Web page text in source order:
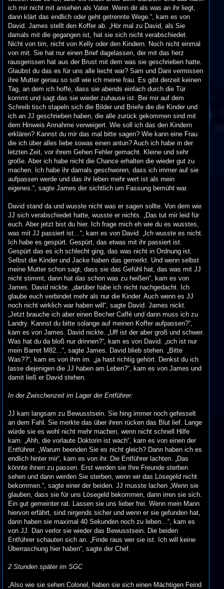
ich mir nicht mit ansehen als Vater. Wenn dir als was an ihr liegt,
dann klärt das endlich oder geht getrennte Wege.“, kam es von
David. James stellt den Koffer ab. „Hör mal zu David, als Sie
damals mit die gegangen ist, hat sie sich nicht verabschiedet.
Nicht von tim, nicht von Kelly oder den Kindern. Noch nicht einmal
von mit. Sie hat nur einen Brief dagelassen, der mit das herz
rausgerissen hat aus der Brust mit dem was sie geschrieben hatte.
Glaubst du das es für uns alle leicht war? Sam und Dani vermissen
ihre Mutter genau so soll wie ich meine frau. Es gibt derzeit keinen
Tag, an dem ich hoffe, dass sie abends einfach durch die Tür
kommt und sagt das sie wieder zuhause ist. Bei mir auf dem
Schreib tisch stapeln sich die Bilder und Briefe die die Kinder und
ich an JJ geschrieben haben, die alle zurück gekommen sind mit
dem Hinweis Annahme verweigert. Wie soll ich das den Kindern
erklären? Kannst du mir das mal bitte sagen? Wie kann eine Frau
die ich über alles liebe sowas einen antun? Auch ich habe in der
letzten Zeit, vor ihrem Gehen Fehler gemacht. Kleine und sehr
große. Aber ich habe nicht die Chance erhalten die wieder gut zu
machen. Ich habe ihr damals geschworen, dass ich immer auf sie
aufpassen werde und das ihr leben mehr wert ist als mein
eigenes.“, sagte James der sichtlich um Fassung bemüht war.
David stand da und wusste nicht was er sagen sollte. Von dem wie
JJ sich verabschiedet hatte, wusste er nichts. „Das tut mir leid für
euch. Aber jetzt bist du hier. Ich frage mich eh wie du es wusstes,
was mit JJ passiert ist…“, kam es von David. „Ich wusste es nicht.
Ich habe es gespürt. Gespürt, das etwas mit ihr passiert ist.
Gespürt das es ich schlecht ging, das was nicht in Ordnung ist.
Selbst die Kinder und Jacke haben das gemerkt. Und wenn selbst
meine Mutter schon sagt, dass sie das Gefühl hat, das was mit JJ
nicht stimmt, dann hat das schon was zu heißen“, kam es von
James. David nickte. „darüber habe ich nicht nachgedacht. Ich
glaube euch verbindet mehr als nur die Kinder. Auch wenn es JJ
noch nicht wirklich war haben will“, sagte David. James nickt.
„Jetzt brauche ich aber einen Becher Caffè und dann muss ich zu
Landry. Kannst du bitte solange auf meinen Koffer aufpassen?“,
kam es von James. David nickte. „Uff ist der aber groß und schwer.
Was hat du da bloß nur drinnen?“, kam es von David. „och ist nur
mein Barret M82...“, sagte James. David blieb stehen. „Bitte
Was??“, kam es von ihm im. „ja hast richtig gehört. Denkst du ich
lasse diejenigen die JJ haben am Leben?“, kam es von James und
damit ließ er David stehen.
In der Zwischenzeit im Lager der Entführer:
JJ kam langsam zu Bewusstsein. Sie hing immer noch gefesselt
an dem Fahl. Sie merkte das über ihren rücken das Blut lief. Lange
würde sie es wohl nicht mehr machen, wenn nicht schnell Hilfe
kam. „Ahh, die vorlaute Doktorin ist wach“, kam es von einen der
Entführer. „Warum beenden Sie es nicht gleich? Dann haben ich es
endlich hinter mir“, kam es von ihr. Die Entführer lachten. „Das
könnte ihnen zu passen. Erst werden sie Ihre Freunde sterben
sehen und dann werden Sie sterben, wenn wir das Lösegeld nicht
bekommen.“, sagte einer der beiden. JJ musste lachen „Wenn sie
glauben, dass sie für uns Lösegeld bekommen, dann irren sie sich.
Ein gut gemeinter rat. Lassen sie uns lieber frei. Wenn mein Mann
hiervon erfährt, sind nirgends sicher und wenn er sie gefunden hat,
dann haben sie maximal 40 Sekunden noch zu leben…“, kam es
von JJ. Dan verlor sie wieder das Bewusstsein. Die beiden
Entführer schauten sich an. „Finde raus wer sie ist. Ich will keine
Überraschung hier haben“, sagte der Chef.
2 Stunden später im SGC
„Also wie sie sehen Colonel, haben sie sich einen Mächtigen Feind